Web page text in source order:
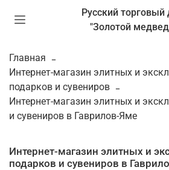
Русский торговый
"Золотой
Главная
Интернет-магазин элитных и
подарков и сувениров
Интернет-магазин элитных и
и сувениров в Гаврилов-Яме
Интернет-магазин элитных и
подарков и сувениров в